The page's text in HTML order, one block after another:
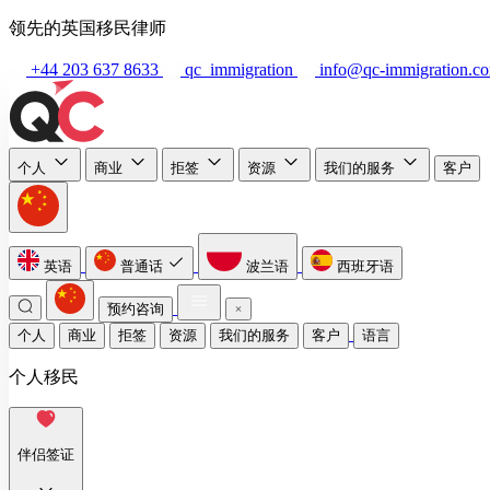
领先的英国移民律师
+44 203 637 8633 qc_immigration info@qc-
个人 商业 拒签 资源 我们的服务 客户
英语 普通话 波兰语 西班牙语
预约咨询
个人
商业 拒签 资源 我们的服务 客户 语言
个人移民
伴侣签证